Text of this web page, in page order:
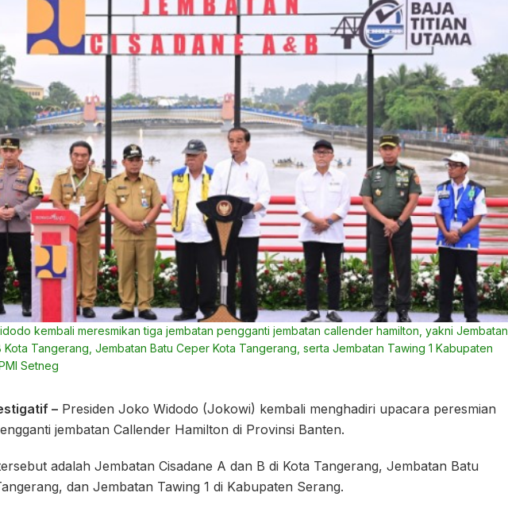
kembali meresmikan tiga jembatan pengganti jembatan callender hamilton, yakni Jembatan
Kota Tangerang, Jembatan Batu Ceper Kota Tangerang, serta Jembatan Tawing 1 Kabupaten
Setneg
– Presiden Joko Widodo (Jokowi) kembali menghadiri upacara peresmian
jembatan Callender Hamilton di Provinsi Banten.
adalah Jembatan Cisadane A dan B di Kota Tangerang, Jembatan Batu
dan Jembatan Tawing 1 di Kabupaten Serang.